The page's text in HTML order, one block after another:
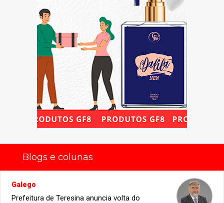
Blogs e colunas
Galego
Prefeitura de Teresina anuncia volta do